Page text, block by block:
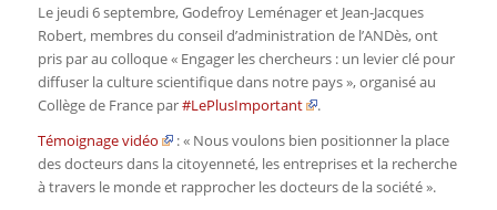
Le jeudi 6 septembre, Godefroy Leménager et Jean-Jacques
Robert, membres du conseil d’administration de l’ANDès, ont
pris par au colloque « Engager les chercheurs : un levier clé pour
diffuser la culture scientifique dans notre pays », organisé au
Collège de France par#LePlusImportant
.
Témoignage vidéo
: « Nous voulons bien positionner la place
des docteurs dans la citoyenneté, les entreprises et la recherche
à travers le monde et rapprocher les docteurs de la société ».